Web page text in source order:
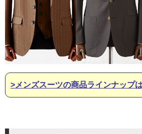
>メンズスーツの商品ラインナップ